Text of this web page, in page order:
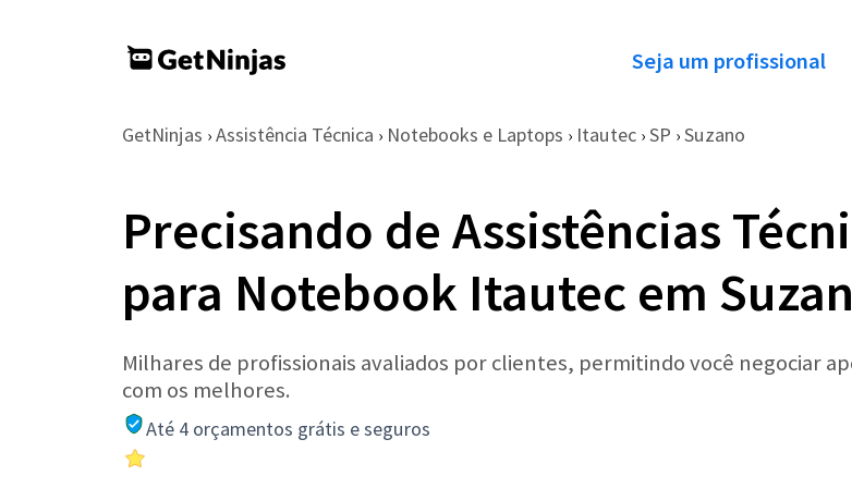
Seja um profissional
GetNinjas › Assistência Técnica › Notebooks e Laptops › Itautec › SP › Suzano
Precisando de Assistências
para Notebook Itautec em
Milhares de profissionais avaliados por clientes, permitindo você negociar
com os melhores.
Até 4 orçamentos grátis e seguros